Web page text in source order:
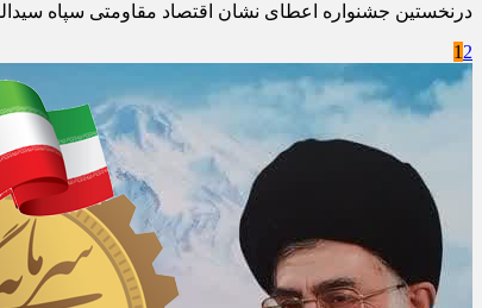
درنخستین جشنواره اعطای نشان اقتصاد مقاومتی سپاه
1 2